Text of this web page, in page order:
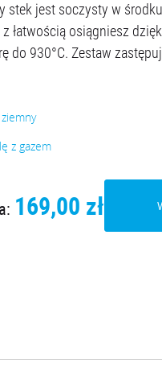
stek jest soczysty w
z łatwością osiągniesz
do 930°C. Zestaw
z gazem
169,00 zł